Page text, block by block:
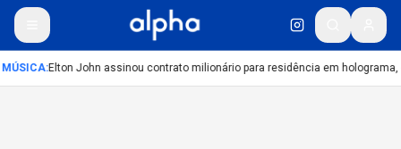
MÚSICA:Elton John assinou contrato milionário para residência em